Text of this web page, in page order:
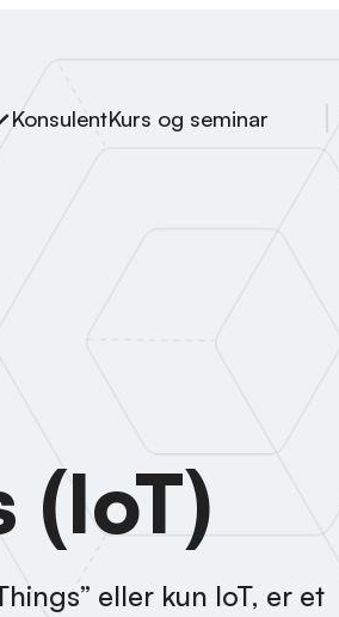
KonsulentKurs og seminar
(IoT)
eller kun IoT, er et